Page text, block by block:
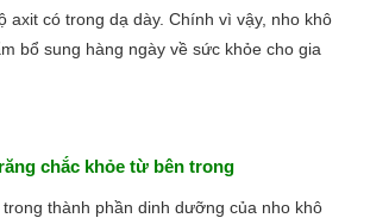
axit có trong dạ dày. Chính vì vậy, nho khô
bổ sung hàng ngày về sức khỏe cho gia
chắc khỏe từ bên trong
thành phần dinh dưỡng của nho khô